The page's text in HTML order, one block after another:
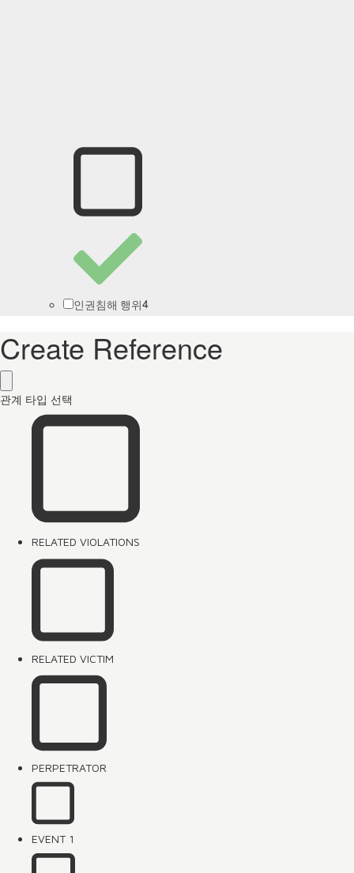
인권침해 행위4
Create Reference
관계 타입 선택
RELATED VIOLATIONS
RELATED VICTIM
PERPETRATOR
EVENT 1